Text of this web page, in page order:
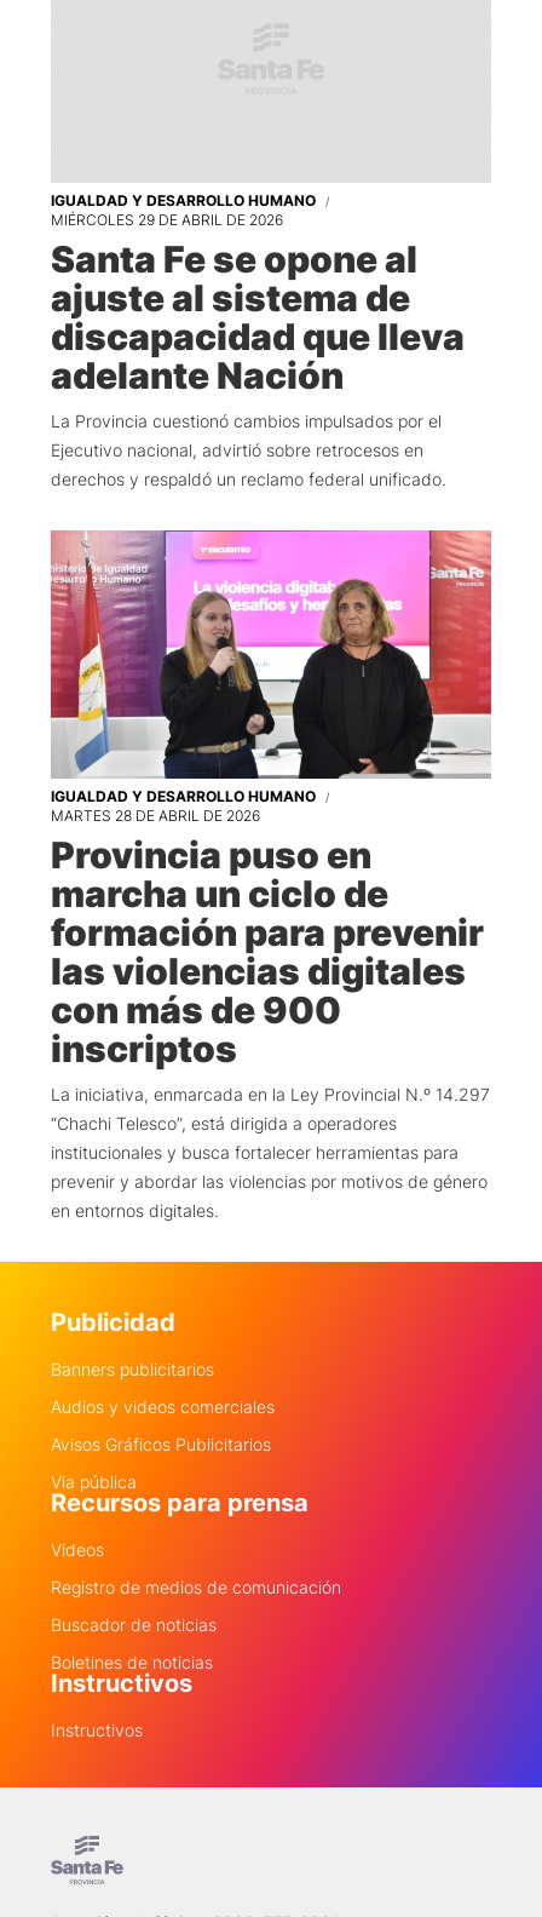
IGUALDAD Y DESARROLLO HUMANO
MIÉRCOLES 29 DE ABRIL DE 2026
Santa Fe se opone al
ajuste al sistema de
discapacidad que lleva
adelante Nación
La Provincia cuestionó cambios impulsados por el
Ejecutivo nacional, advirtió sobre retrocesos en
derechos y respaldó un reclamo federal unificado.
IGUALDAD Y DESARROLLO HUMANO
MARTES 28 DE ABRIL DE 2026
Provincia puso en
marcha un ciclo de
formación para prevenir
las violencias digitales
con más de 900
inscriptos
La iniciativa, enmarcada en la Ley Provincial N.º 14.297
“Chachi Telesco”, está dirigida a operadores
institucionales y busca fortalecer herramientas para
prevenir y abordar las violencias por motivos de género
en entornos digitales.
Publicidad
Banners publicitarios
Audios y videos comerciales
Avisos Gráficos Publicitarios
Via pública
Recursos para prensa
Videos
Registro de medios de comunicación
Buscador de noticias
Boletines de noticias
Instructivos
Instructivos